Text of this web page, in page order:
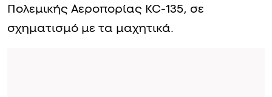
Πολεμικής Αεροπορίας KC-135, σε
σχηματισμό με τα μαχητικά.